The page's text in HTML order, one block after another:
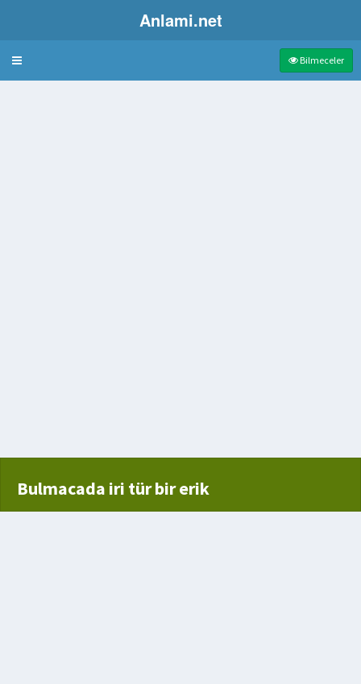
Anlami.net
Bulmaca Bilmeceler
Bulmacada iri tür bir erik